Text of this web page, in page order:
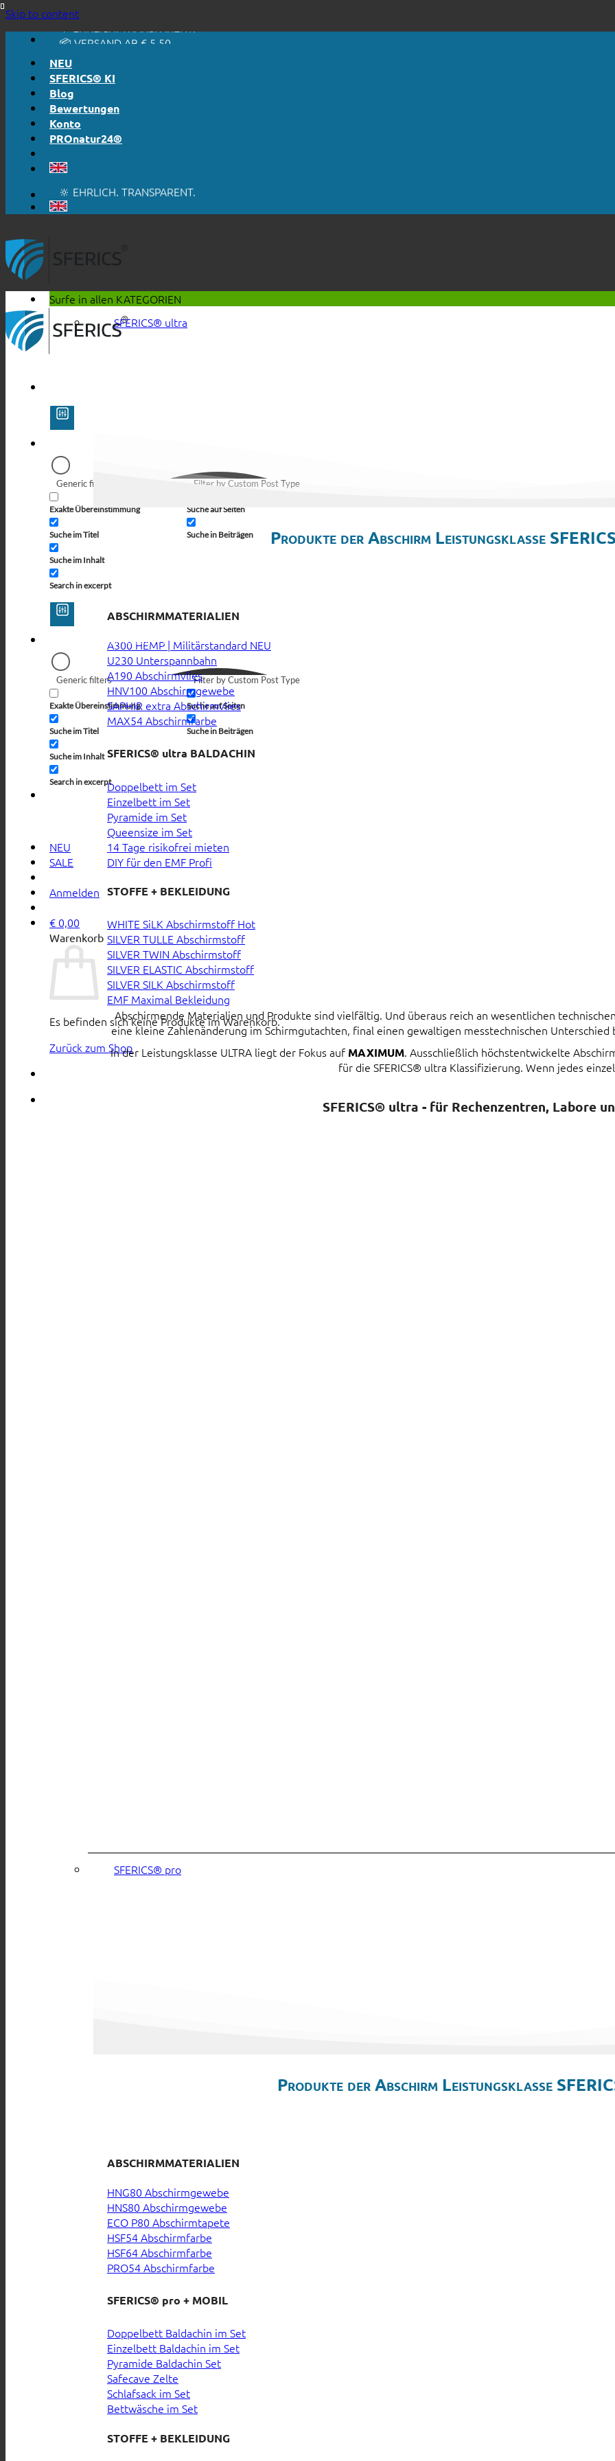
Skip to content🔆 EHRLICH. TRANSPARENT.
📦 VERSAND AB € 5,50
NEU
SFERICS® KI
Blog
Bewertungen
Konto
PROnatur24®
🔆 EINFACH. FUNKTIONIERT.
🔆 EHRLICH. TRANSPARENT.
📦 VERSAND AB € 5,50
🔖 KAUF AUF RECHNUNG
Generic filters
Exakte Übereinstimmung
Suche im Titel
Suche im Inhalt
Search in excerpt
Filter by Custom Post Type
Suche auf Seiten
Suche in Beiträgen
Generic filters
Exakte Übereinstimmung
Suche im Titel
Suche im Inhalt
Search in excerpt
Filter by Custom Post Type
Suche auf Seiten
Suche in Beiträgen
NEU
SALE
Anmelden
€ 0,00
Warenkorb
Es befinden sich keine Produkte im Warenkorb.
Zurück zum Shop
Surfe in allen KATEGORIEN
SFERICS® ultra
Produkte der Abschirm Leistungsklasse
ABSCHIRMMATERIALIEN
A300 HEMP | Militärstandard
U230 Unterspannbahn
A190 Abschirmvlies
HNV100 Abschirmgewebe
SAPHIR extra Abschirmvlies
MAX54 Abschirmfarbe
SFERICS® ultra BALDACHIN
Doppelbett im Set
Einzelbett im Set
Pyramide im Set
Queensize im Set
14 Tage risikofrei mieten
DIY für den EMF Profi
STOFFE + BEKLEIDUNG
WHITE SiLK Abschirmstoff
SILVER TULLE Abschirmstoff
SILVER TWIN Abschirmstoff
SILVER ELASTIC Abschirmstoff
SILVER SILK Abschirmstoff
EMF Maximal Bekleidung
Abschirmende Materialien und Produkte sind vielfältig. Und überaus reich an wesentlichen
eine kleine Zahlenänderung im Schirmgutachten, final einen gewaltigen messtechnischen Unterschied
In der Leistungsklasse ULTRA liegt der Fokus auf MAXIMUM. Ausschließlich höchstentwickelte
für die SFERICS® ultra Klassifizierung. Wenn jedes
SFERICS® ultra - für Rechenzentren, Labore
SFERICS® pro
Produkte der Abschirm Leistungsklasse
ABSCHIRMMATERIALIEN
HNG80 Abschirmgewebe
HNS80 Abschirmgewebe
ECO P80 Abschirmtapete
HSF54 Abschirmfarbe
HSF64 Abschirmfarbe
PRO54 Abschirmfarbe
SFERICS® pro + MOBIL
Doppelbett Baldachin im Set
Einzelbett Baldachin im Set
Pyramide Baldachin Set
Safecave Zelte
Schlafsack im Set
Bettwäsche im Set
STOFFE + BEKLEIDUNG